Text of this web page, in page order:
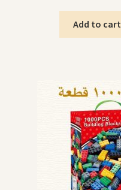
Add to cart